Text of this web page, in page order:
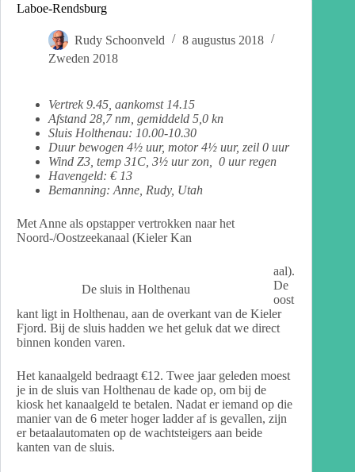
Laboe-Rendsburg
Rudy Schoonveld
8 augustus 2018
Zweden 2018
Vertrek 9.45, aankomst 14.15
Afstand 28,7 nm, gemiddeld 5,0 kn
Sluis Holthenau: 10.00-10.30
Duur bewogen 4½ uur, motor 4½ uur, zeil 0 uur
Wind Z3, temp 31C, 3½ uur zon, 0 uur regen
Havengeld: € 13
Bemanning: Anne, Rudy, Utah
Met Anne als opstapper vertrokken naar het
Noord-/Oostzeekanaal (Kieler Kan
De sluis in Holthenau
aal).
De
oost
kant ligt in Holthenau, aan de overkant van de Kieler
Fjord. Bij de sluis hadden we het geluk dat we direct
binnen konden varen.
Het kanaalgeld bedraagt €12. Twee jaar geleden moest
je in de sluis van Holthenau de kade op, om bij de
kiosk het kanaalgeld te betalen. Nadat er iemand op die
manier van de 6 meter hoger ladder af is gevallen, zijn
er betaalautomaten op de wachtsteigers aan beide
kanten van de sluis.